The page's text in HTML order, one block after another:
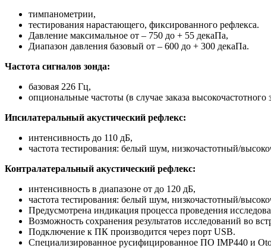
тимпанометрии,
тестирования нарастающего, фиксированного рефлекса.
Давление максимальное от – 750 до + 55 декаПа,
Диапазон давления базовый от – 600 до + 300 декаПа.
Частота сигналов зонда:
базовая 226 Гц,
опциональные частоты (в случае заказа
Ипсилатеральный акустический рефлекс:
интенсивность до 110 дБ,
частота тестирования: белый шум, низкочастотный/
Контралатеральный акустический рефлекс:
интенсивность в диапазоне от до 120 дБ,
частота тестирования: белый шум, низкочастотный/
Предусмотрена индикация процесса проведения
Возможность сохранения результатов исследований во
Подключение к ПК производится через порт USB.
Специализированное русифицированное ПО IMP440 и